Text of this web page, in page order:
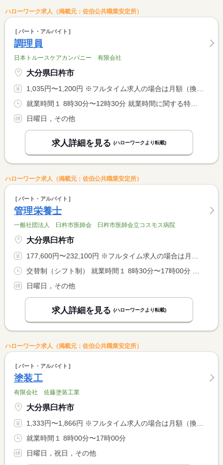
ハローワーク求人（掲載元：佐伯公共職業安定所）
パート・アルバイト
調理員
日本トルースケアカンパニー 有限会社
大分県臼杵市
1,035円〜1,200円 ※フルタイム求人の場合は月額（換算額）、パート求人の場合は時間額を表示しています。
日曜日，その他
求人詳細を見る (ハローワークより転載)
ハローワーク求人（掲載元：佐伯公共職業安定所）
パート・アルバイト
管理栄養士
一般社団法人 臼杵市医師会 臼杵市医師会立コスモス病院
大分県臼杵市
177,600円〜232,100円 ※フルタイム求人の場合は月額（換算額）、パート求人の場合は時間額を表示しています。
日曜日，その他
求人詳細を見る (ハローワークより転載)
ハローワーク求人（掲載元：佐伯公共職業安定所）
パート・アルバイト
塗装工
有限会社 佐藤塗装工業
大分県臼杵市
1,333円〜1,866円 ※フルタイム求人の場合は月額（換算額）、パート求人の場合は時間額を表示しています。
就業時間１ 8時00分〜17時00分
日曜日，祝日，その他